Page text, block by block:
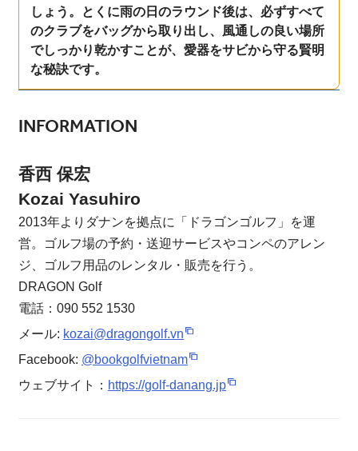
しょう。とくに雨の日のラウンド後は、必ずすべて
のクラブをバッグから取り出し、風通しの良い場所
でしっかり乾かすことが、愛器をサビから守る賢明
な秘訣です。
INFORMATION
香西 保宏
Kozai Yasuhiro
2013年よりダナンを拠点に「ドラゴンゴルフ」を運
営。ゴルフ場の予約・送迎サービスやコンペのアレン
ジ、ゴルフ用品のレンタル・販売を行う。
DRAGON Golf
電話：090 552 1530
メール: kozai@dragongolf.vn
Facebook: @bookgolfvietnam
ウェブサイト： https://golf-danang.jp